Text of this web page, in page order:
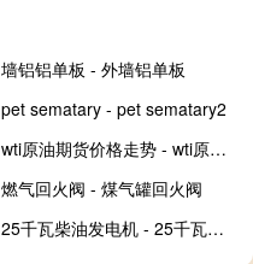
墙铝铝单板 - 外墙铝单板
pet sematary - pet sematary2
wti原油期货价格走势 - wti原油期货价格实时
燃气回火阀 - 煤气罐回火阀
25千瓦柴油发电机 - 25千瓦发电机组